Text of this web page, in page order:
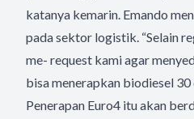
katanya kemarin. Emando
pada sektor logistik. “Selain
me- request kami agar
bisa menerapkan biodiesel 30
Penerapan Euro4 itu akan